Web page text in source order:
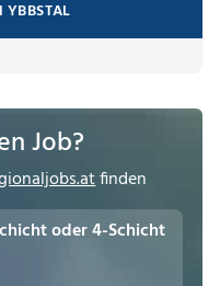
YBBSTAL
Job?
finden
oder 4-Schicht